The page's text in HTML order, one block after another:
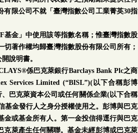
限公司不就「臺灣指數公司工業菁英30指
基金」中使用該等指數名稱；惟臺灣指數股
著作權均歸臺灣指數股份有限公司所有；
說明書。
係巴克萊銀行Barclays Bank Plc之商
Services Limited (“BISL”)(以下合稱彭博
巴克萊資本公司或任何關係企業(以下合稱
基金發行人之身分授權使用之。彭博與巴克
金或基金所有人。第一金投信得逕行與巴克
萊產生任何關聯。基金未經彭博或巴克萊